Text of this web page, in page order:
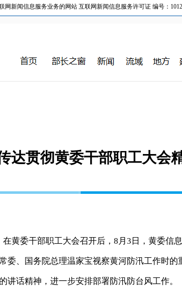
网新闻信息服务业务的网站 互联网新闻信息服务许可证 编号：
达贯彻黄委干部职工大会
在黄委干部职工大会召开后，8月3日，黄委信
委、国务院总理温家宝视察黄河防汛工作时
讲话精神，进一步安排部署防汛防台风工作。